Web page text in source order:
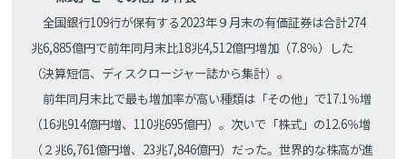
全国銀行109行が保有する2023年９月末の有価証券は合計274
兆6,885億円で前年同月末比18兆4,512億円増加（7.8％）した
（決算短信、ディスクロージャー誌から集計）。
前年同月末比で最も増加率が高い種類は「その他」で17.1％増
（16兆914億円増、110兆695億円）。次いで「株式」の12.6％増
（２兆6,761億円増、23兆7,846億円）だった。世界的な株高が進